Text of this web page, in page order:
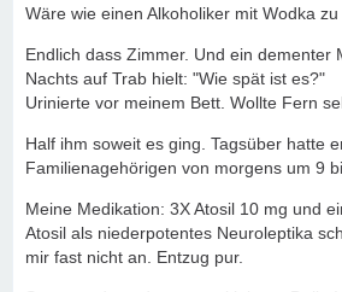
Wäre wie einen Alkoholiker mit Wodka zu
Endlich dass Zimmer. Und ein dementer
Nachts auf Trab hielt: "Wie spät ist es?"
Urinierte vor meinem Bett. Wollte Fern
Half ihm soweit es ging. Tagsüber hatte
Familienagehörigen von morgens um 9
Meine Medikation: 3X Atosil 10 mg und
Atosil als niederpotentes Neuroleptika
mir fast nicht an. Entzug pur.